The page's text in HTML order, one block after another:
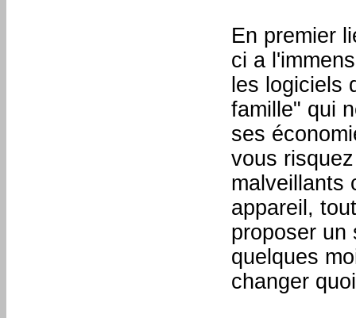
En premier
ci a
les logiciels
famille" qui
ses
vous
malveillants
appareil,
proposer un
quelques
changer